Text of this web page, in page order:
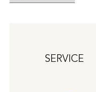
SERVICE